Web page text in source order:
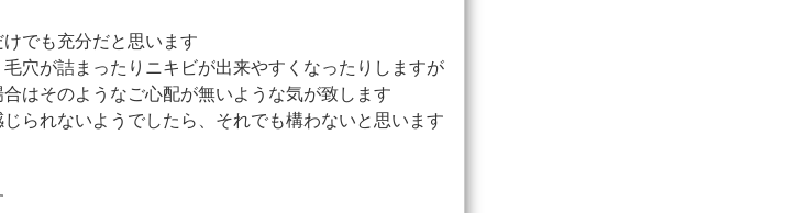
でも充分だと思います
穴が詰まったりニキビが出来やすくなったりしますが
はそのようなご心配が無いような気が致します
られないようでしたら、それでも構わないと思います